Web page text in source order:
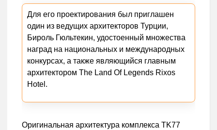
Для его проектирования был приглашен
один из ведущих архитекторов Турции,
Бироль Гюльтекин, удостоенный множества
наград на национальных и международных
конкурсах, а также являющийся главным
архитектором The Land Of Legends Rixos
Hotel.
Оригинальная архитектура комплекса TK77